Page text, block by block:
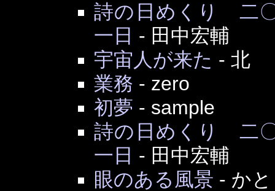
詩の日めくり 二
一日 - 田中宏輔
宇宙人が来た - 北
業務 - zero
初夢 - sample
詩の日めくり 二
一日 - 田中宏輔
眼のある風景 - か